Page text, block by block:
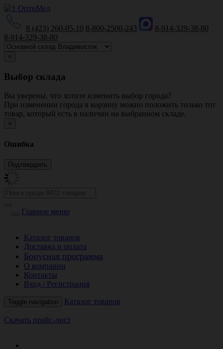
8 (423) 260-05-10 8-800-2500-243
8-914-329-38-80
8-914-329-38-80
×
Выбор склада
Вы уверены, что хотите изменить выбор города?
При изменении города в корзину можно положить только тот
товар, который есть в наличии на выбранном складе.
×
Ошибка
Главное меню
Каталог товаров
Доставка и оплата
Бонусная программа
О компании
Контакты
Вход / Регистрация
Toggle navigation Каталог товаров
Скачать прайс-лист